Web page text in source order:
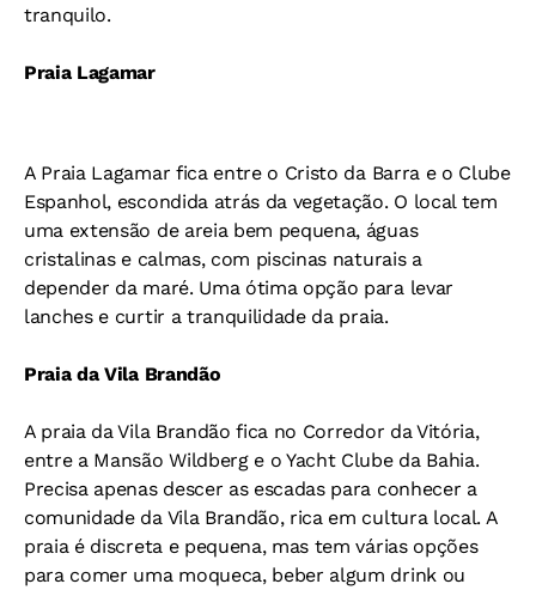
tranquilo.
Praia Lagamar
A Praia Lagamar fica entre o Cristo da Barra e o Clube
Espanhol, escondida atrás da vegetação. O local tem
uma extensão de areia bem pequena, águas
cristalinas e calmas, com piscinas naturais a
depender da maré. Uma ótima opção para levar
lanches e curtir a tranquilidade da praia.
Praia da Vila Brandão
A praia da Vila Brandão fica no Corredor da Vitória,
entre a Mansão Wildberg e o Yacht Clube da Bahia.
Precisa apenas descer as escadas para conhecer a
comunidade da Vila Brandão, rica em cultura local. A
praia é discreta e pequena, mas tem várias opções
para comer uma moqueca, beber algum drink ou